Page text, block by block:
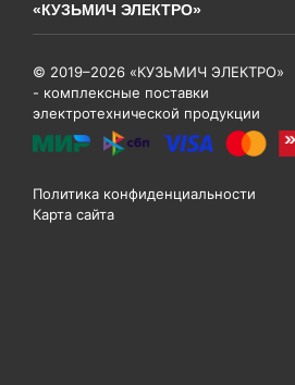
«КУЗЬМИЧ ЭЛЕКТРО»
© 2019–2026 «КУЗЬМИЧ ЭЛЕКТРО»
- комплексные поставки
электротехнической продукции
Политика конфиденциальности
Карта сайта